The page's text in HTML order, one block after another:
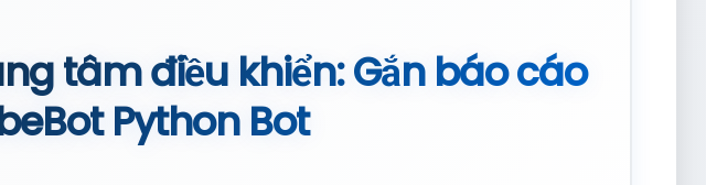
tâm điều khiển: Gắn báo cáo
Python Bot